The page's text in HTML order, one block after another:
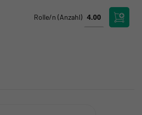
Rolle/n (Anzahl)